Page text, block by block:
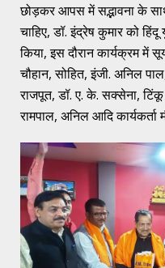
छोड़कर आपस में सद्भावना के
चाहिए, डॉ. इंद्रेष कुमार को
किया, इस दौरान कार्यक्रम में
चौहान, सोहित, इंजी. अनिल
राजपूत, डॉ. ए. के. सक्सेना, टिंकू
रामपाल, अनिल आदि कार्यकर्ता